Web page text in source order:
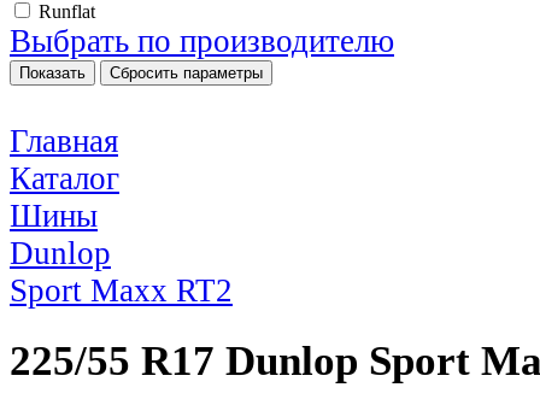
Runflat
Выбрать по производителю
Главная
Каталог
Шины
Dunlop
Sport Maxx RT2
225/55 R17 Dunlop Sport